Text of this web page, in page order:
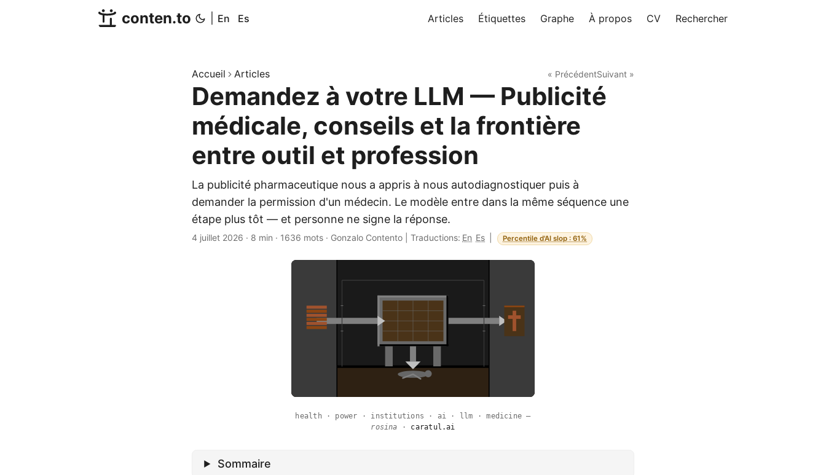
conten.to En Es Articles Étiquettes Graphe À propos CV Rechercher
Accueil Articles « PrécédentSuivant »
Demandez à votre LLM — Publicité
médicale, conseils et la frontière
entre outil et profession
La publicité pharmaceutique nous a appris à nous autodiagnostiquer puis à
demander la permission d'un médecin. Le modèle entre dans la même séquence une
étape plus tôt — et personne ne signe la réponse.
4 juillet 2026 · 8 min · 1636 mots · Gonzalo Contento Traductions: En Es Percentile d'AI slop : 61%
health · power · institutions · ai · llm · medicine —
rosina · caratul.ai
Sommaire